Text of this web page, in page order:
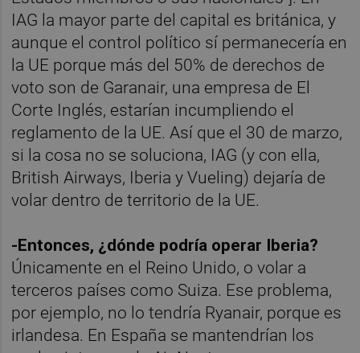
IAG la mayor parte del capital es británica, y
aunque el control político sí permanecería en
la UE porque más del 50% de derechos de
voto son de Garanair, una empresa de El
Corte Inglés, estarían incumpliendo el
reglamento de la UE. Así que el 30 de marzo,
si la cosa no se soluciona, IAG (y con ella,
British Airways, Iberia y Vueling) dejaría de
volar dentro de territorio de la UE.
-Entonces, ¿dónde podría operar Iberia?
Únicamente en el Reino Unido, o volar a
terceros países como Suiza. Ese problema,
por ejemplo, no lo tendría Ryanair, porque es
irlandesa. En España se mantendrían los